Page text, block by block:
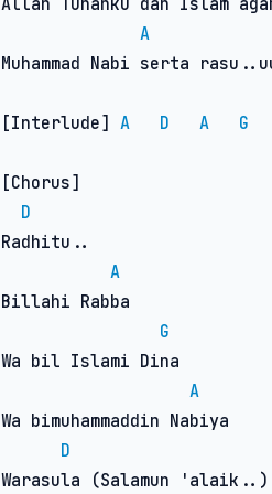
Allah Tuhanku dan Islam
A
Muhammad Nabi serta
[Interlude] A D A G
[Chorus]
D
Radhitu..
A
Billahi Rabba
G
Wa bil Islami Dina
A
Wa bimuhammaddin Nabiya
D
Warasula (Salamun 'alaik..)